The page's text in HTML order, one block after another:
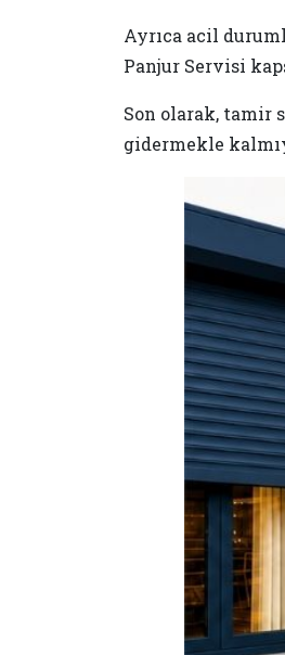
Ayrıca acil
Panjur Servisi
Son olarak, tamir
gidermekle